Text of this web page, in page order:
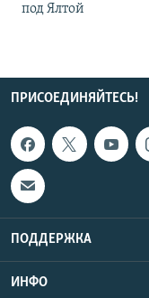
под Ялтой
ПРИСОЕДИНЯЙТЕСЬ!
ПОДДЕРЖКА
ИНФО